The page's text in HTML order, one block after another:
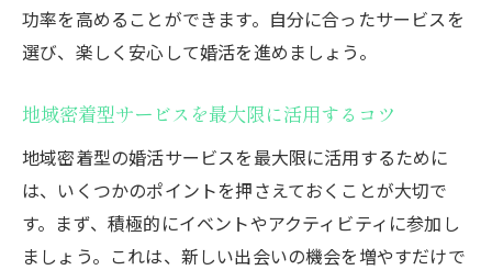
功率を高めることができます。自分に合ったサービスを
選び、楽しく安心して婚活を進めましょう。
地域密着型サービスを最大限に活用するコツ
地域密着型の婚活サービスを最大限に活用するために
は、いくつかのポイントを押さえておくことが大切で
す。まず、積極的にイベントやアクティビティに参加し
ましょう。これは、新しい出会いの機会を増やすだけで